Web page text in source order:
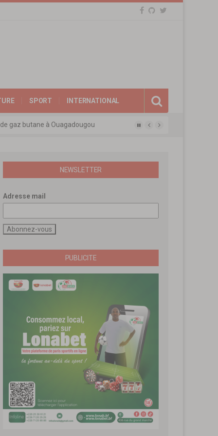
SPORT INTERNATIONAL
gaz butane à Ouagadougou
révolutionnaires
NEWSLETTER
Adresse mail
PUBLICITE